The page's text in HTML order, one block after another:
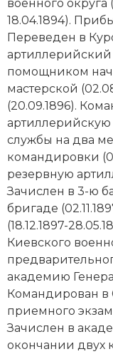
Политическая
Революции и
Религия и
Россия
Северная
Социально-
Специальные
СССР
Южная Америка
военного округа
18.04.1894).
Переведен в
артиллерийский
помощником
мастерской
(20.09.1896).
артиллерийскую
службы на два
командировки
резервную
Зачислен в 3-ю
бригаде
(18.12.1897-
Киевского
академию
Командирован в
приемного
Зачислен в
окончании двух